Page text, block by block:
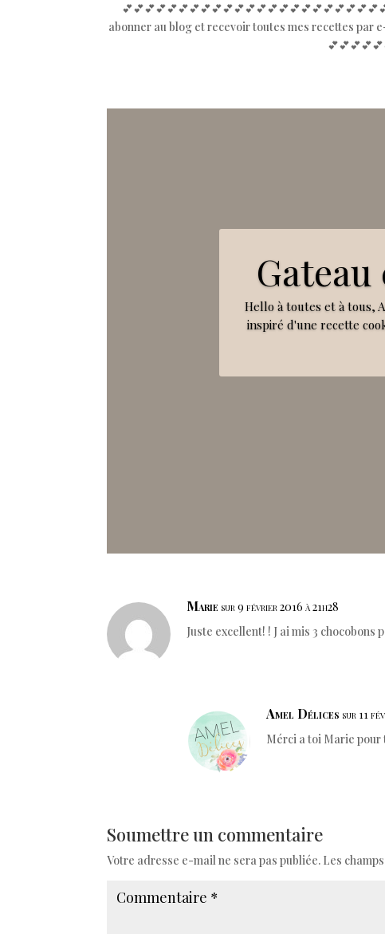
abonner au blog et recevoir toutes mes recettes par
Hello à toutes et à tous,
inspiré d'une recette
Marie sur 9 février 2016 à 21h28
Juste excellent! ! J ai mis 3
Amel Délices sur 11
Mérci a toi Marie pour
Soumettre un commentaire
Votre adresse e-mail ne sera pas publiée. Les